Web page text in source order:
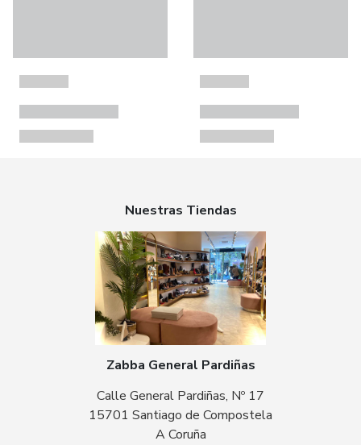
Nuestras Tiendas
Zabba General Pardiñas
Calle General Pardiñas, Nº 17
15701 Santiago de Compostela
A Coruña